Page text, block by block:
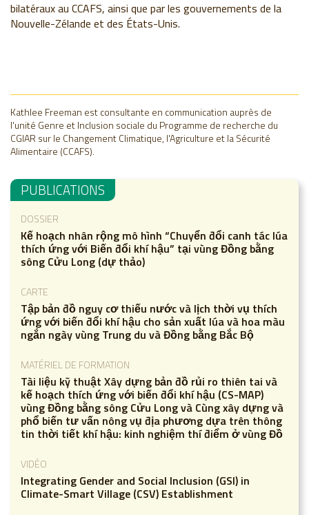
bilatéraux au CCAFS, ainsi que par les gouvernements de la
Nouvelle-Zélande et des États-Unis.
Kathlee Freeman est consultante en communication auprès de
l'unité Genre et Inclusion sociale du Programme de recherche du
CGIAR sur le Changement Climatique, l'Agriculture et la Sécurité
Alimentaire (CCAFS).
PUBLICATIONS
DOSSIER
Kế hoạch nhân rộng mô hình “Chuyển đổi canh tác lúa
thích ứng với Biến đổi khí hậu” tại vùng Đồng bằng
sông Cửu Long (dự thảo)
CARTE
Tập bản đồ nguy cơ thiếu nước và lịch thời vụ thích
ứng với biến đổi khí hậu cho sản xuất lúa và hoa màu
ngắn ngày vùng Trung du và Đồng bằng Bắc Bộ
MATÉRIEL DE FORMATION
Tài liệu kỹ thuật Xây dựng bản đồ rủi ro thiên tai và
kế hoạch thích ứng với biến đổi khí hậu (CS-MAP)
vùng Đồng bằng sông Cửu Long và Cùng xây dựng và
phổ biến tư vấn nông vụ địa phương dựa trên thông
tin thời tiết khí hậu: kinh nghiệm thí điểm ở vùng Đồ
VIDÉO
Integrating Gender and Social Inclusion (GSI) in
Climate-Smart Village (CSV) Establishment